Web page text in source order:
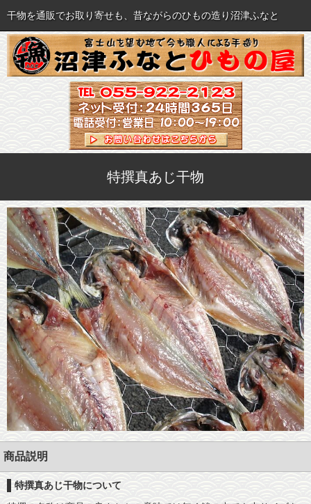
干物を通販でお取り寄せも、昔ながらのひもの造り沼津ふなと
MENU
おいしい干物各種
すべての商品を見る
飲食店様へ(業販）
ご注文について
送料・手数料一覧
干物の旨さの秘密
干物調理の秘訣
干物保存の秘訣
直売店のご案内
会社概要
お客様の声
メディア紹介
特撰真あじ干物
商品説明
特撰真あじ干物について